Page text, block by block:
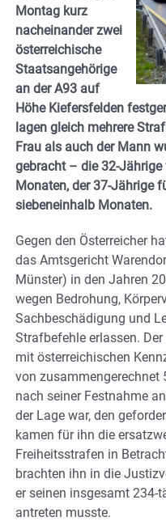
Montag kurz
nacheinander zwei
österreichische
Staatsangehörige
an der A93 auf
Höhe Kiefersfelden
lagen gleich mehrere
Frau als auch der Mann
gebracht – die 32-
Monaten, der 37-Jährige
siebeneinhalb Monaten.
Gegen den Österreicher
das Amtsgericht
Münster) in den Jahren
wegen Bedrohung,
Sachbeschädigung und
Strafbefehle erlassen.
mit österreichischen
von zusammengerechnet
nach seiner Festnahme
der Lage war, den
kamen für ihn die
Freiheitsstrafen in
brachten ihn in die
er seinen insgesamt
antreten musste.